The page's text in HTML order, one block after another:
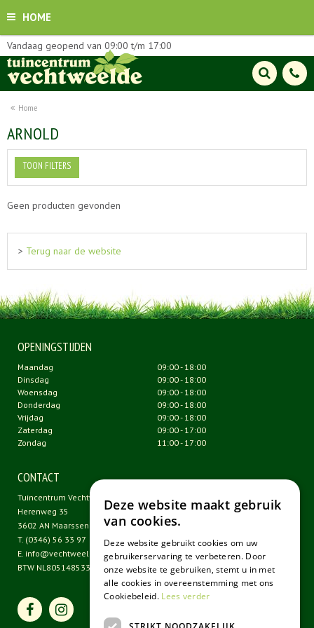
HOME
Home
Vandaag geopend van 09:00 t/m 17:00
ARNOLD
TOON FILTERS
Geen producten gevonden
> Terug naar de website
OPENINGSTIJDEN
Maandag
09:00 - 18:00
Dinsdag
09:00 - 18:00
Woensdag
09:00 - 18:00
Donderdag
09:00 - 18:00
Vrijdag
09:00 - 18:00
Zaterdag
09:00 - 17:00
Zondag
11:00 - 17:00
CONTACT
Tuincentrum Vechtweelde
Herenweg 35
3602 AN Maarssen
T. (0346) 56 33 97
E. info@vechtweelde.nl
BTW NL805148533B01
Deze website maakt gebruik
van cookies.
Deze website gebruikt cookies om uw
gebruikerservaring te verbeteren. Door
onze website te gebruiken, stemt u in met
alle cookies in overeenstemming met ons
Cookiebeleid. Lees verder